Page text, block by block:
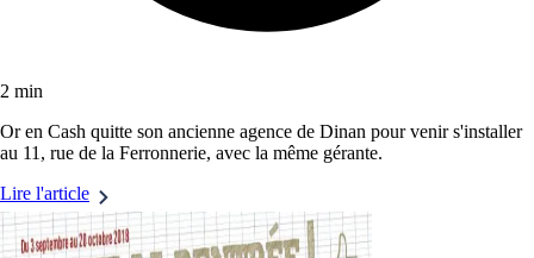
2 min
Or en Cash quitte son ancienne agence de Dinan pour venir s'installer
au 11, rue de la Ferronnerie, avec la même gérante.
Lire l'article